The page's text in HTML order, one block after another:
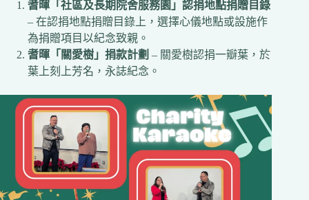
耆暉「社區及長期院舍服務園」認捐地點捐贈目錄
– 在認捐地點捐贈目錄上，選擇心儀地點或設施作
為捐贈項目以紀念致親。
耆暉「關愛樹」捐款計劃 – 關愛樹認捐⼀瓣葉，於
葉上刻上芳名，永誌紀念。